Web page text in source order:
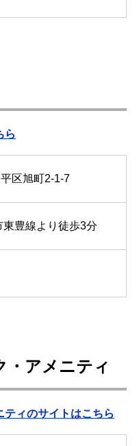
ら
区旭町2-1-7
豊線より徒歩3分
・アメニティ
ィのサイトはこちら